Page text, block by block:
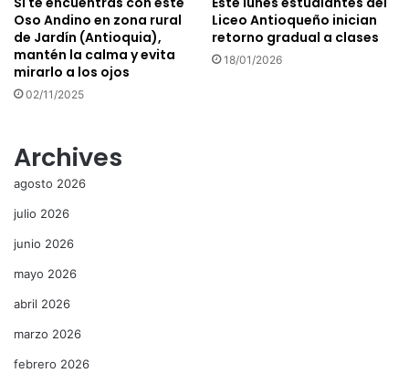
Oso Andino en zona rural
de Jardín (Antioquia),
mantén la calma y evita
mirarlo a los ojos
02/11/2025
Liceo Antioqueño inician
retorno gradual a clases
18/01/2026
Archives
agosto 2026
julio 2026
junio 2026
mayo 2026
abril 2026
marzo 2026
febrero 2026